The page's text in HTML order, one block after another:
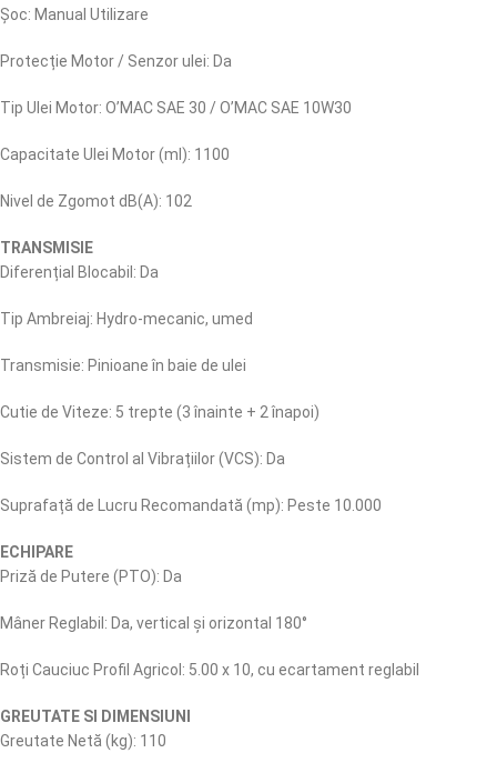
Șoc: Manual Utilizare
Protecție Motor / Senzor ulei: Da
Tip Ulei Motor: O’MAC SAE 30 / O’MAC SAE 10W30
Capacitate Ulei Motor (ml): 1100
Nivel de Zgomot dB(A): 102
TRANSMISIE
Diferențial Blocabil: Da
Tip Ambreiaj: Hydro-mecanic, umed
Transmisie: Pinioane în baie de ulei
Cutie de Viteze: 5 trepte (3 înainte + 2 înapoi)
Sistem de Control al Vibrațiilor (VCS): Da
Suprafață de Lucru Recomandată (mp): Peste 10.000
ECHIPARE
Priză de Putere (PTO): Da
Mâner Reglabil: Da, vertical și orizontal 180°
Roți Cauciuc Profil Agricol: 5.00 x 10, cu ecartament reglabil
GREUTATE SI DIMENSIUNI
Greutate Netă (kg): 110